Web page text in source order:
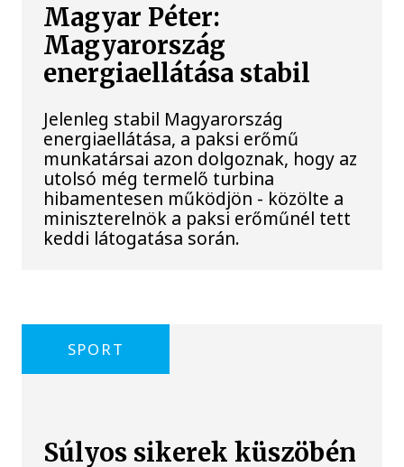
Magyar Péter:
Magyarország
energiaellátása stabil
Jelenleg stabil Magyarország
energiaellátása, a paksi erőmű
munkatársai azon dolgoznak, hogy az
utolsó még termelő turbina
hibamentesen működjön - közölte a
miniszterelnök a paksi erőműnél tett
keddi látogatása során.
SPORT
Súlyos sikerek küszöbén